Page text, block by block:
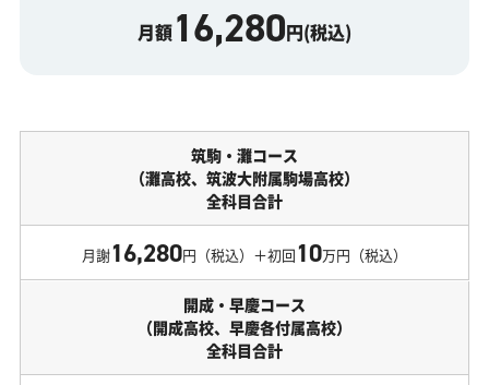
月額16,280円(税込)
筑駒・灘コース
（灘高校、筑波大附属駒場高校）
全科目合計
月謝16,280円（税込）＋初回10万円（税込）
開成・早慶コース
（開成高校、早慶各付属高校）
全科目合計